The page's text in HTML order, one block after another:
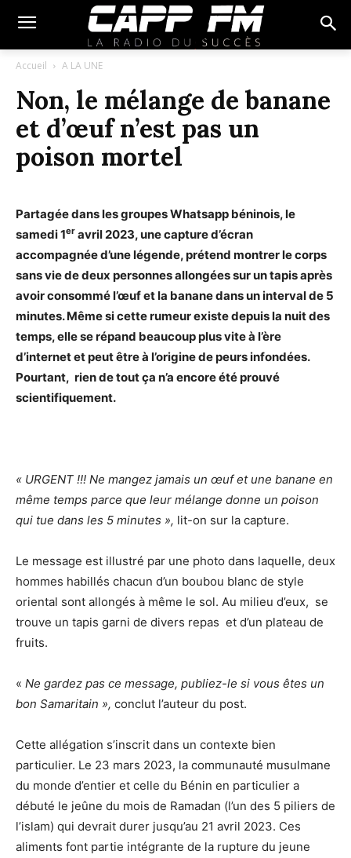
Accueil A LA UNE
Non, le mélange de banane
et d’œuf n’est pas un
poison mortel
Partagée dans les groupes Whatsapp béninois, le
samedi 1er avril 2023, une capture d’écran
accompagnée d’une légende, prétend montrer le corps
sans vie de deux personnes allongées sur un tapis après
avoir consommé l’œuf et la banane dans un interval de 5
minutes. Même si cette rumeur existe depuis la nuit des
temps, elle se répand beaucoup plus vite à l’ère
d’internet et peut être à l’origine de peurs infondées.
Pourtant, rien de tout ça n’a encore été prouvé
scientifiquement.
« URGENT !!! Ne mangez jamais un œuf et une banane en
même temps parce que leur mélange donne un poison
qui tue dans les 5 minutes », lit-on sur la capture.
Le message est illustré par une photo dans laquelle, deux
hommes habillés chacun d’un boubou blanc de style
oriental sont allongés à même le sol. Au milieu d’eux, se
trouve un tapis garni de divers repas et d’un plateau de
fruits.
« Ne gardez pas ce message, publiez-le si vous êtes un
bon Samaritain », conclut l’auteur du post.
Cette allégation s’inscrit dans un contexte bien
particulier. Le 23 mars 2023, la communauté musulmane
du monde d’entier et celle du Bénin en particulier a
débuté le jeûne du mois de Ramadan (l’un des 5 piliers de
l’islam) qui devrait durer jusqu’au 21 avril 2023. Ces
aliments font partie intégrante de la rupture du jeune